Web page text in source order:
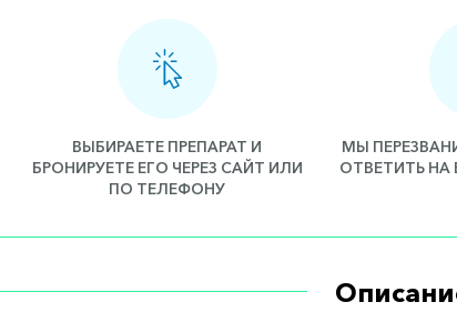
ВЫБИРАЕТЕ ПРЕПАРАТ И
БРОНИРУЕТЕ ЕГО ЧЕРЕЗ САЙТ ИЛИ
ПО ТЕЛЕФОНУ
МЫ
ОТВЕТИТЬ